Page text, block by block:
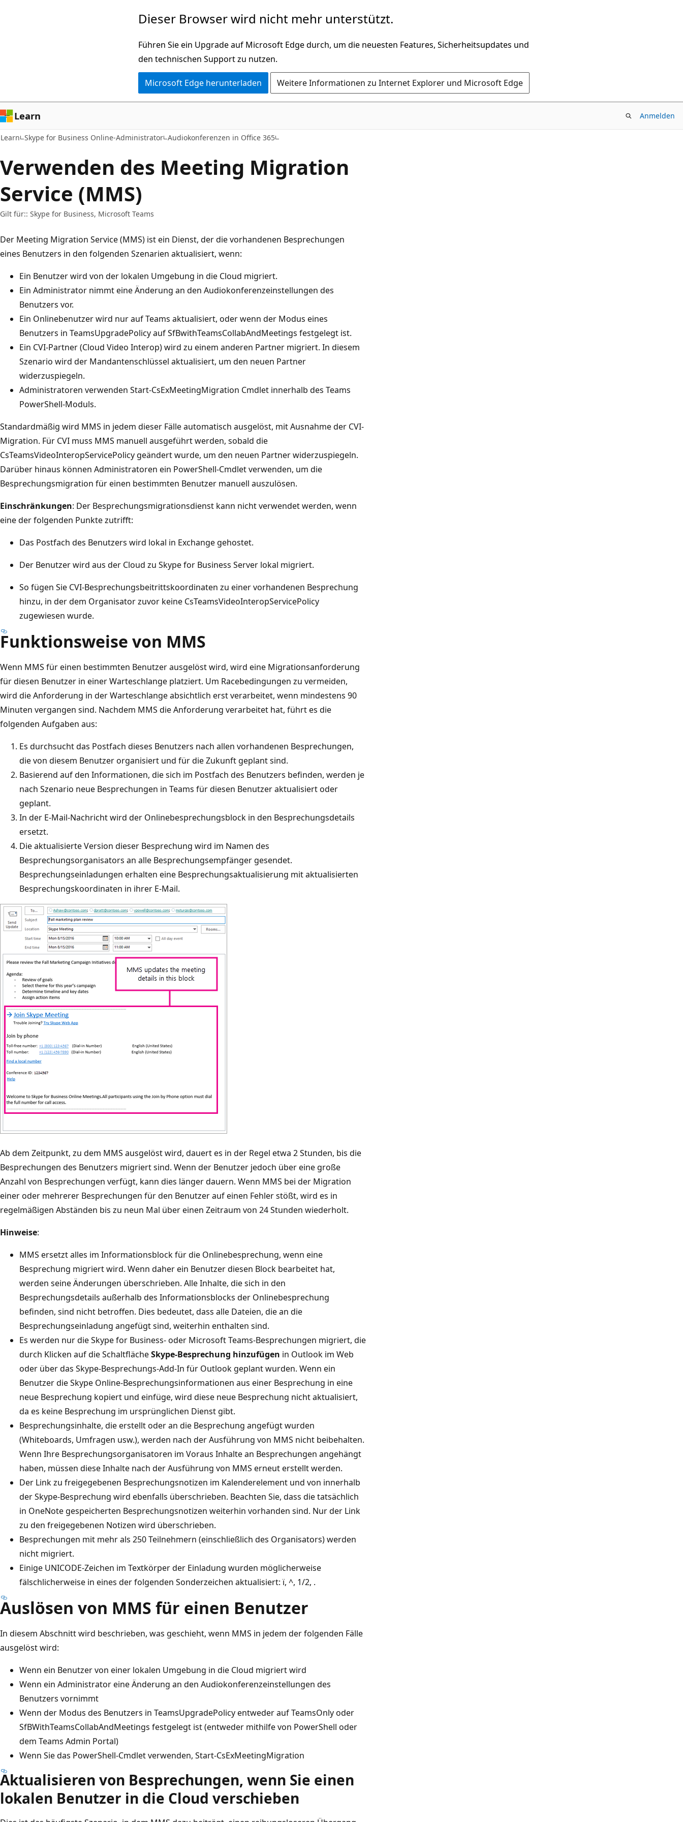
Dieser Browser wird nicht mehr unterstützt.
Führen Sie ein Upgrade auf Microsoft Edge durch, um die neuesten Features, Sicherheitsupdates und
den technischen Support zu nutzen.
Microsoft Edge herunterladen Weitere Informationen zu Internet Explorer und Microsoft Edge
Learn Anmelden
Learn Skype for Business Online-Administrator Audiokonferenzen in Office 365
Verwenden des Meeting Migration
Service (MMS)
Gilt für:: Skype for Business, Microsoft Teams
Der Meeting Migration Service (MMS) ist ein Dienst, der die vorhandenen Besprechungen
eines Benutzers in den folgenden Szenarien aktualisiert, wenn:
Ein Benutzer wird von der lokalen Umgebung in die Cloud migriert.
Ein Administrator nimmt eine Änderung an den Audiokonferenzeinstellungen des
Benutzers vor.
Ein Onlinebenutzer wird nur auf Teams aktualisiert, oder wenn der Modus eines
Benutzers in TeamsUpgradePolicy auf SfBwithTeamsCollabAndMeetings festgelegt ist.
Ein CVI-Partner (Cloud Video Interop) wird zu einem anderen Partner migriert. In diesem
Szenario wird der Mandantenschlüssel aktualisiert, um den neuen Partner
widerzuspiegeln.
Administratoren verwenden Start-CsExMeetingMigration Cmdlet innerhalb des Teams
PowerShell-Moduls.
Standardmäßig wird MMS in jedem dieser Fälle automatisch ausgelöst, mit Ausnahme der CVI-
Migration. Für CVI muss MMS manuell ausgeführt werden, sobald die
CsTeamsVideoInteropServicePolicy geändert wurde, um den neuen Partner widerzuspiegeln.
Darüber hinaus können Administratoren ein PowerShell-Cmdlet verwenden, um die
Besprechungsmigration für einen bestimmten Benutzer manuell auszulösen.
Einschränkungen: Der Besprechungsmigrationsdienst kann nicht verwendet werden, wenn
eine der folgenden Punkte zutrifft:
Das Postfach des Benutzers wird lokal in Exchange gehostet.
Der Benutzer wird aus der Cloud zu Skype for Business Server lokal migriert.
So fügen Sie CVI-Besprechungsbeitrittskoordinaten zu einer vorhandenen Besprechung
hinzu, in der dem Organisator zuvor keine CsTeamsVideoInteropServicePolicy
zugewiesen wurde.
Funktionsweise von MMS
Wenn MMS für einen bestimmten Benutzer ausgelöst wird, wird eine Migrationsanforderung
für diesen Benutzer in einer Warteschlange platziert. Um Racebedingungen zu vermeiden,
wird die Anforderung in der Warteschlange absichtlich erst verarbeitet, wenn mindestens 90
Minuten vergangen sind. Nachdem MMS die Anforderung verarbeitet hat, führt es die
folgenden Aufgaben aus:
Es durchsucht das Postfach dieses Benutzers nach allen vorhandenen Besprechungen,
die von diesem Benutzer organisiert und für die Zukunft geplant sind.
Basierend auf den Informationen, die sich im Postfach des Benutzers befinden, werden je
nach Szenario neue Besprechungen in Teams für diesen Benutzer aktualisiert oder
geplant.
In der E-Mail-Nachricht wird der Onlinebesprechungsblock in den Besprechungsdetails
ersetzt.
Die aktualisierte Version dieser Besprechung wird im Namen des
Besprechungsorganisators an alle Besprechungsempfänger gesendet.
Besprechungseinladungen erhalten eine Besprechungsaktualisierung mit aktualisierten
Besprechungskoordinaten in ihrer E-Mail.
Ab dem Zeitpunkt, zu dem MMS ausgelöst wird, dauert es in der Regel etwa 2 Stunden, bis die
Besprechungen des Benutzers migriert sind. Wenn der Benutzer jedoch über eine große
Anzahl von Besprechungen verfügt, kann dies länger dauern. Wenn MMS bei der Migration
einer oder mehrerer Besprechungen für den Benutzer auf einen Fehler stößt, wird es in
regelmäßigen Abständen bis zu neun Mal über einen Zeitraum von 24 Stunden wiederholt.
Hinweise:
MMS ersetzt alles im Informationsblock für die Onlinebesprechung, wenn eine
Besprechung migriert wird. Wenn daher ein Benutzer diesen Block bearbeitet hat,
werden seine Änderungen überschrieben. Alle Inhalte, die sich in den
Besprechungsdetails außerhalb des Informationsblocks der Onlinebesprechung
befinden, sind nicht betroffen. Dies bedeutet, dass alle Dateien, die an die
Besprechungseinladung angefügt sind, weiterhin enthalten sind.
Es werden nur die Skype for Business- oder Microsoft Teams-Besprechungen migriert, die
durch Klicken auf die SchaltflächeSkype-Besprechung hinzufügen in Outlook im Web
oder über das Skype-Besprechungs-Add-In für Outlook geplant wurden. Wenn ein
Benutzer die Skype Online-Besprechungsinformationen aus einer Besprechung in eine
neue Besprechung kopiert und einfüge, wird diese neue Besprechung nicht aktualisiert,
da es keine Besprechung im ursprünglichen Dienst gibt.
Besprechungsinhalte, die erstellt oder an die Besprechung angefügt wurden
(Whiteboards, Umfragen usw.), werden nach der Ausführung von MMS nicht beibehalten.
Wenn Ihre Besprechungsorganisatoren im Voraus Inhalte an Besprechungen angehängt
haben, müssen diese Inhalte nach der Ausführung von MMS erneut erstellt werden.
Der Link zu freigegebenen Besprechungsnotizen im Kalenderelement und von innerhalb
der Skype-Besprechung wird ebenfalls überschrieben. Beachten Sie, dass die tatsächlich
in OneNote gespeicherten Besprechungsnotizen weiterhin vorhanden sind. Nur der Link
zu den freigegebenen Notizen wird überschrieben.
Besprechungen mit mehr als 250 Teilnehmern (einschließlich des Organisators) werden
nicht migriert.
Einige UNICODE-Zeichen im Textkörper der Einladung wurden möglicherweise
fälschlicherweise in eines der folgenden Sonderzeichen aktualisiert: ï, ^, 1/2, .
Auslösen von MMS für einen Benutzer
In diesem Abschnitt wird beschrieben, was geschieht, wenn MMS in jedem der folgenden Fälle
ausgelöst wird:
Wenn ein Benutzer von einer lokalen Umgebung in die Cloud migriert wird
Wenn ein Administrator eine Änderung an den Audiokonferenzeinstellungen des
Benutzers vornimmt
Wenn der Modus des Benutzers in TeamsUpgradePolicy entweder auf TeamsOnly oder
SfBWithTeamsCollabAndMeetings festgelegt ist (entweder mithilfe von PowerShell oder
dem Teams Admin Portal)
Wenn Sie das PowerShell-Cmdlet verwenden, Start-CsExMeetingMigration
Aktualisieren von Besprechungen, wenn Sie einen
lokalen Benutzer in die Cloud verschieben